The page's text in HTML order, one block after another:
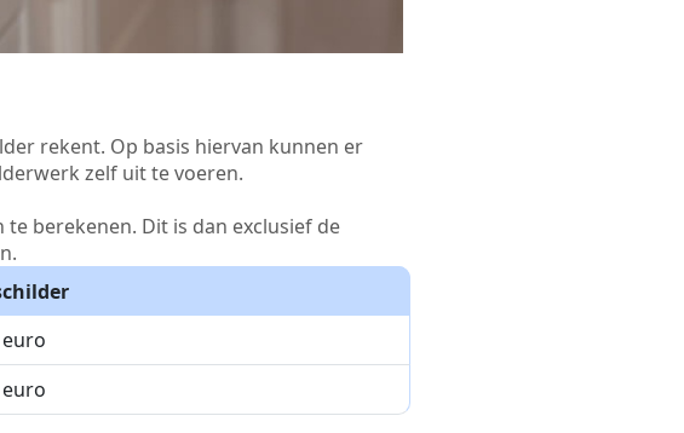
rekent. Op basis hiervan kunnen er
zelf uit te voeren.
berekenen. Dit is dan exclusief de
euro
euro